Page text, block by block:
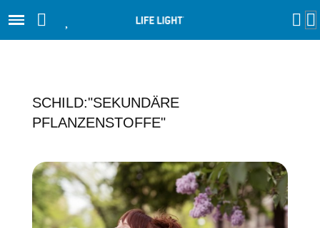
SCHILD:"SEKUNDÄRE
PFLANZENSTOFFE"